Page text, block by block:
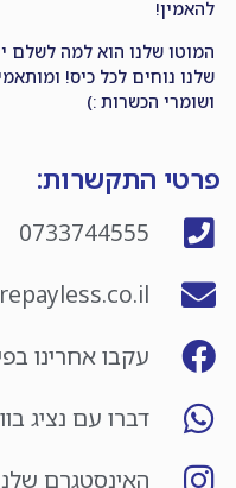
להאמין!
המוטו שלנו הוא למה לשלם
שלנו נוחים לכל כיס!
ושומרי הכשרות :)
פרטי התקשרות:
0733744555
עקבו אחרינו
דברו עם נציג
האינסטגרם